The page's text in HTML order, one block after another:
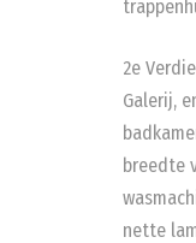
2e
Galerij,
breedte
nette